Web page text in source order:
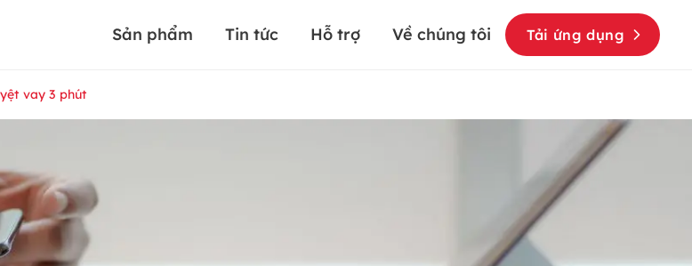
Sản phẩm Tin tức Hỗ trợ Về chúng tôi Tải ứng dụng
vay 3 phút